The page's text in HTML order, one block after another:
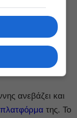
Λέβιν. Η
02:00 μετά τα
ανεβάζει και
της. Το